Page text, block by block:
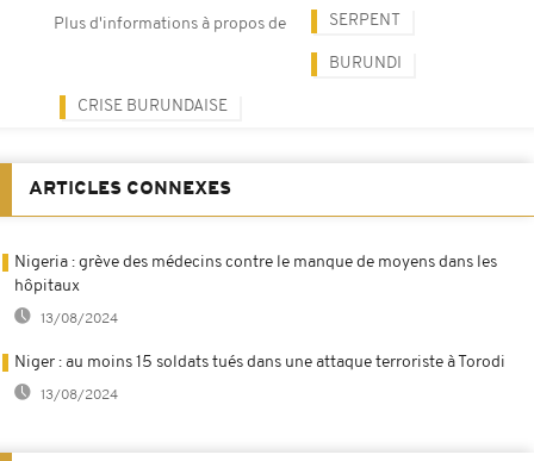
Plus d'informations à propos de SERPENT
BURUNDI
CRISE BURUNDAISE
ARTICLES CONNEXES
Nigeria : grève des médecins contre le manque de moyens dans les
hôpitaux
13/08/2024
Niger : au moins 15 soldats tués dans une attaque terroriste à Torodi
13/08/2024